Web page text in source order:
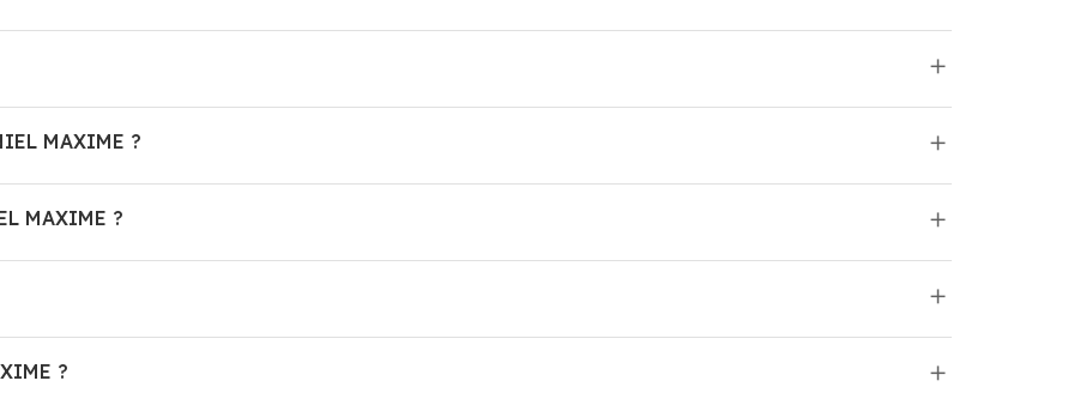
MAXIME ?
MAXIME ?
?